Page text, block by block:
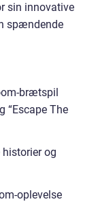
sin innovative
spændende
brætspil
“Escape The
og
oplevelse